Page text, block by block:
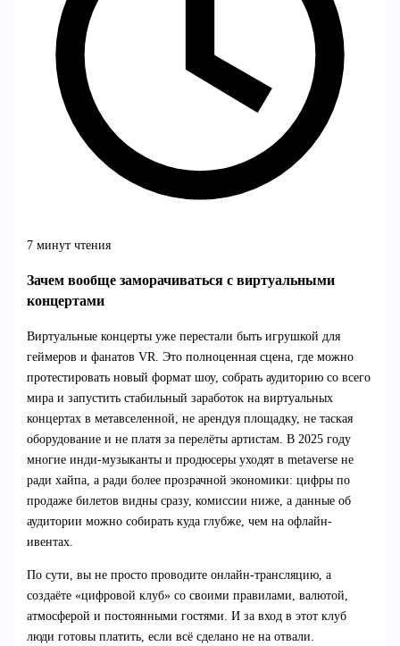
7 минут чтения
Зачем вообще заморачиваться с виртуальными
концертами
Виртуальные концерты уже перестали быть игрушкой для
геймеров и фанатов VR. Это полноценная сцена, где можно
протестировать новый формат шоу, собрать аудиторию со всего
мира и запустить стабильный заработок на виртуальных
концертах в метавселенной, не арендуя площадку, не таская
оборудование и не платя за перелёты артистам. В 2025 году
многие инди-музыканты и продюсеры уходят в metaverse не
ради хайпа, а ради более прозрачной экономики: цифры по
продаже билетов видны сразу, комиссии ниже, а данные об
аудитории можно собирать куда глубже, чем на офлайн-
ивентах.
По сути, вы не просто проводите онлайн-трансляцию, а
создаёте «цифровой клуб» со своими правилами, валютой,
атмосферой и постоянными гостями. И за вход в этот клуб
люди готовы платить, если всё сделано не на отвали.